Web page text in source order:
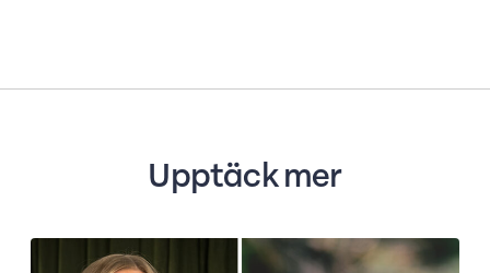
Upptäck mer